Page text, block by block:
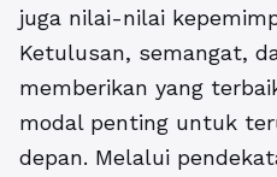
juga nilai-nilai
Ketulusan, semangat,
memberikan yang
modal penting untuk
depan. Melalui